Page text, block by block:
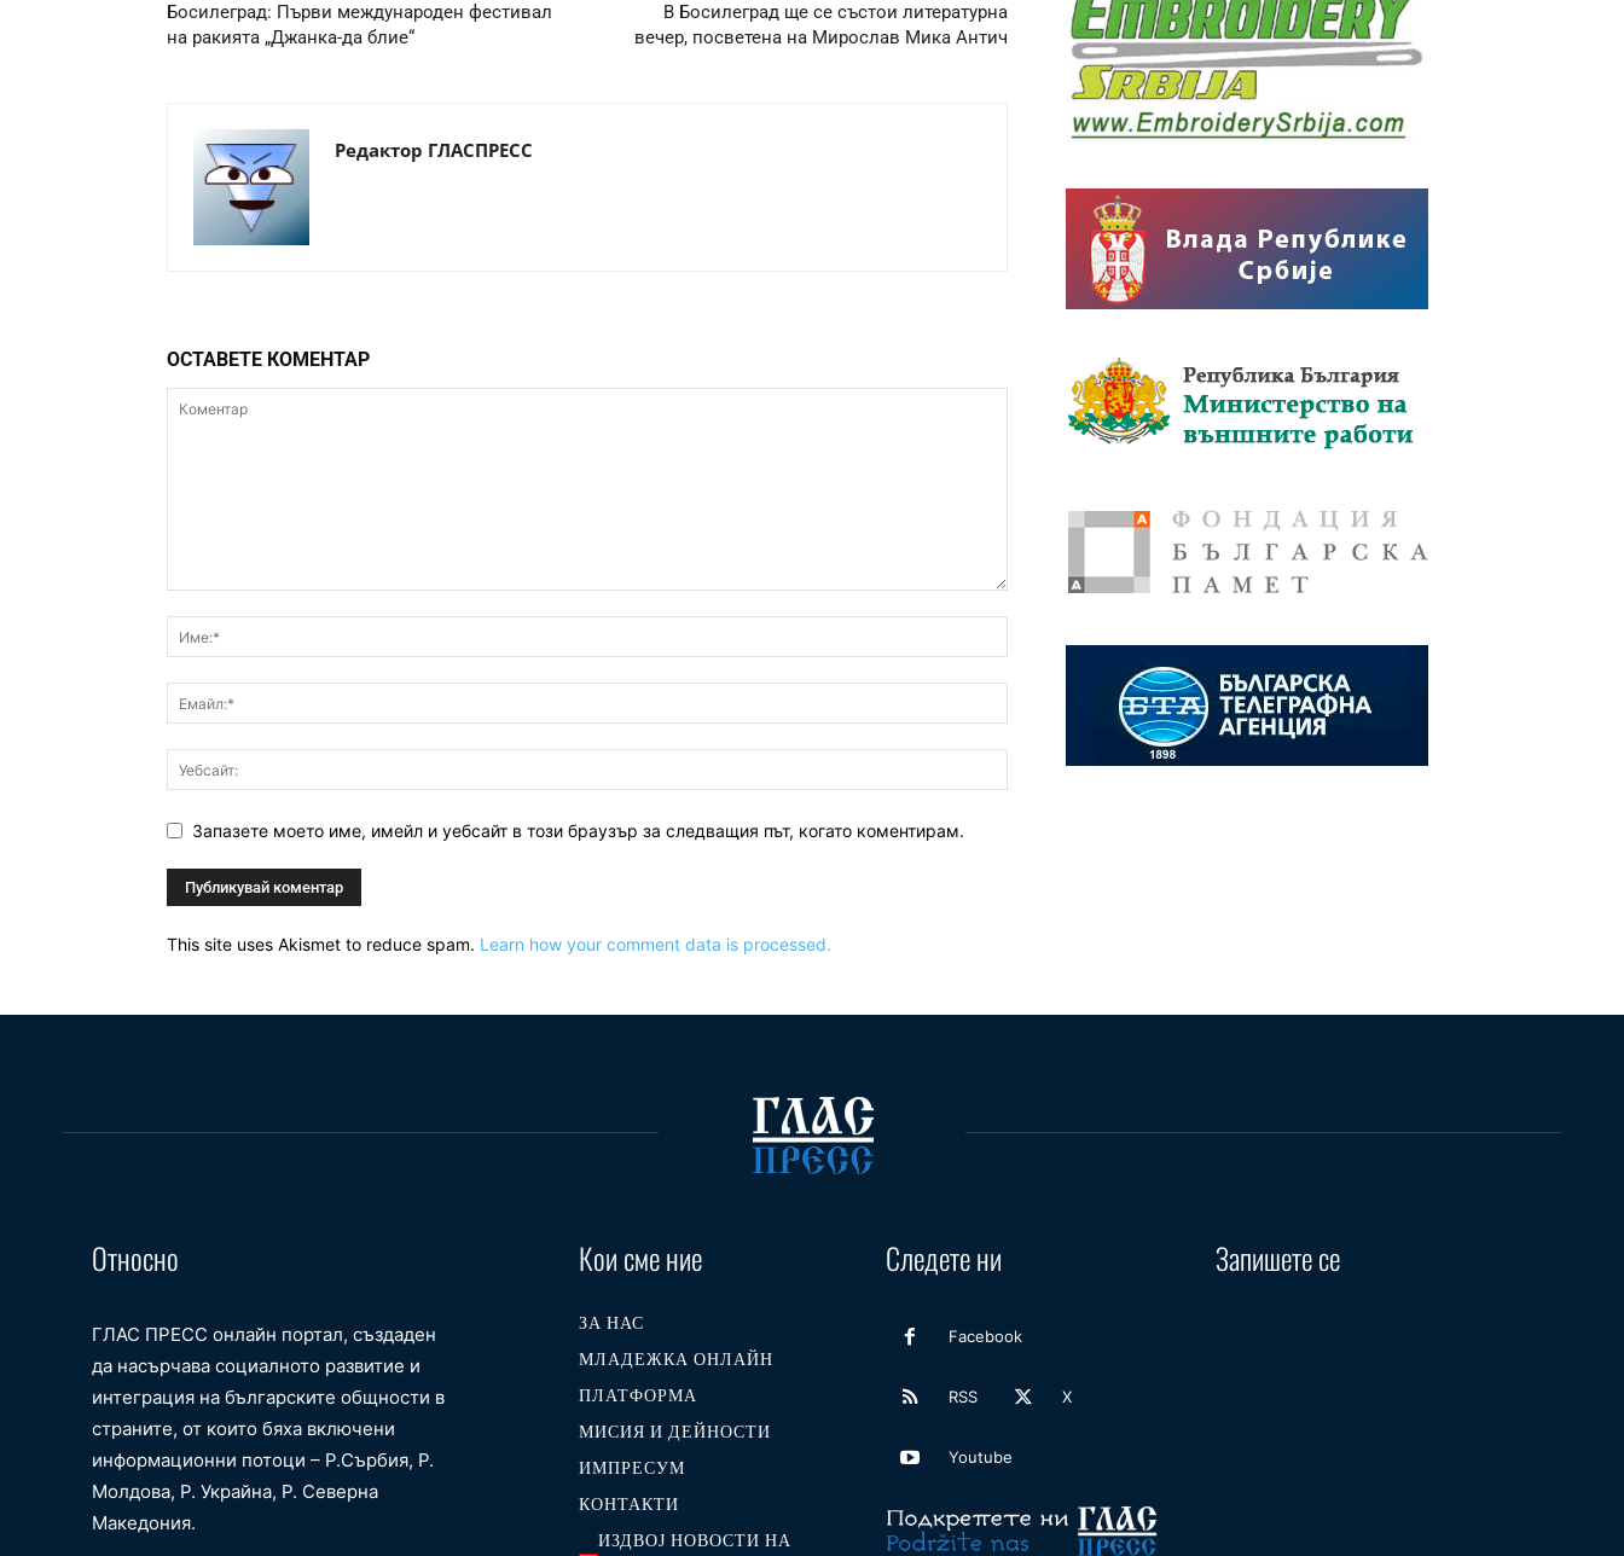
Босилеград: Първи международен фестивал
на ракията „Джанка-да блие“
В Босилеград ще се състои литературна
вечер, посветена на Мирослав Мика Антич
Редактор ГЛАСПРЕСС
ОСТАВЕТЕ КОМЕНТАР
Запазете моето име, имейл и уебсайт в този браузър за следващия път, когато коментирам.
This site uses Akismet to reduce spam. Learn how your comment data is processed.
Относно
ГЛАС ПРЕСС онлайн портал, създаден
да насърчава социалното развитие и
интеграция на българските общности в
страните, от които бяха включени
информационни потоци – Р.Сърбия, Р.
Молдова, Р. Украйна, Р. Северна
Македония.
Кои сме ние
ЗА НАС
МЛАДЕЖКА ОНЛАЙН
ПЛАТФОРМА
МИСИЯ И ДЕЙНОСТИ
ИМПРЕСУМ
КОНТАКТИ
ИЗДВОЈ НОВОСТИ НА
Следете ни
Facebook
RSS X
Youtube
Запишете се